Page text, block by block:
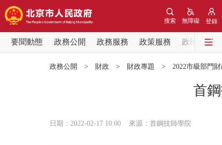
登錄
無障礙
搜索
要聞動態 政務公開 政務服務 政策服務
政民互動
政務公開 > 財政 > 財政專題 > 2022市級部門
首
日期：2022-02-17 10:00 來源：首鋼技師學院